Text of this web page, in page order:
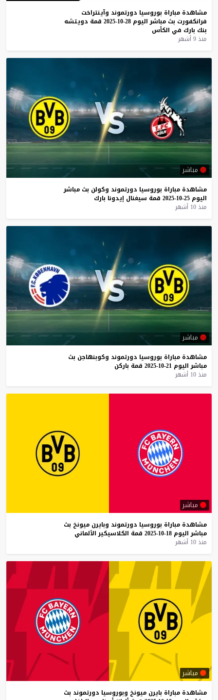
مشاهدة مباراة بوروسيا دورتموند وآينتراخت
فرانكفورت بث مباشر اليوم 28-10-2025 قمة دويتشه
بنك بارك في الكأس
منذ 9 أشهر
مباشر
مشاهدة مباراة بوروسيا دورتموند وكولن بث مباشر
اليوم 25-10-2025 قمة سيغنال إيدونا بارك
منذ 10 أشهر
مباشر
مشاهدة مباراة بوروسيا دورتموند وكوبنهاجن بث
مباشر اليوم 21-10-2025 قمة باركن
منذ 10 أشهر
مباشر
مشاهدة مباراة بوروسيا دورتموند وبايرن ميونخ بث
مباشر اليوم 18-10-2025 قمة الكلاسيكير الألماني
منذ 10 أشهر
مباشر
مشاهدة مباراة بايرن ميونخ وبوروسيا دورتموند بث